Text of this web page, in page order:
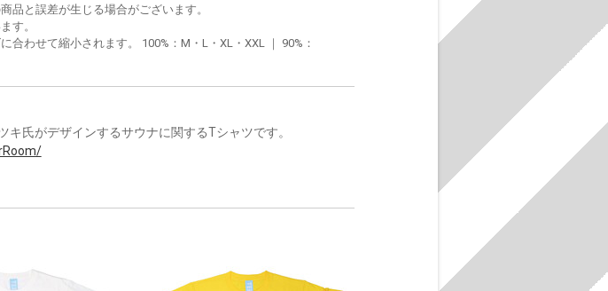
品と誤差が生じる場合がございます。
す。
わせて縮小されます。 100%：M・L・XL・XXL ｜ 90%：
氏がデザインするサウナに関するTシャツです。